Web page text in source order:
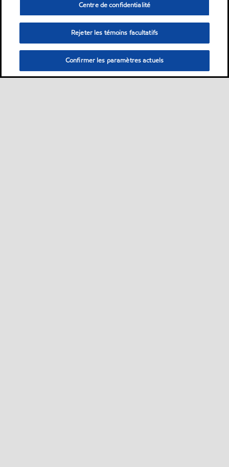
Centre de confidentialité
Rejeter les témoins facultatifs
Confirmer les paramètres actuels